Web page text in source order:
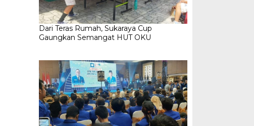
Dari Teras Rumah, Sukaraya Cup
Gaungkan Semangat HUT OKU